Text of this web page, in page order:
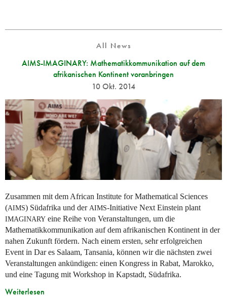
All News
AIMS-IMAGINARY: Mathematikkommunikation auf dem
afrikanischen Kontinent voranbringen
10 Okt. 2014
Zusammen mit dem African Institute for Mathematical Sciences
(AIMS) Südafrika und der AIMS-Initiative Next Einstein plant
IMAGINARY eine Reihe von Veranstaltungen, um die
Mathematikkommunikation auf dem afrikanischen Kontinent in der
nahen Zukunft fördern. Nach einem ersten, sehr erfolgreichen
Event in Dar es Salaam, Tansania, können wir die nächsten zwei
Veranstaltungen ankündigen: einen Kongress in Rabat, Marokko,
und eine Tagung mit Workshop in Kapstadt, Südafrika.
Weiterlesen